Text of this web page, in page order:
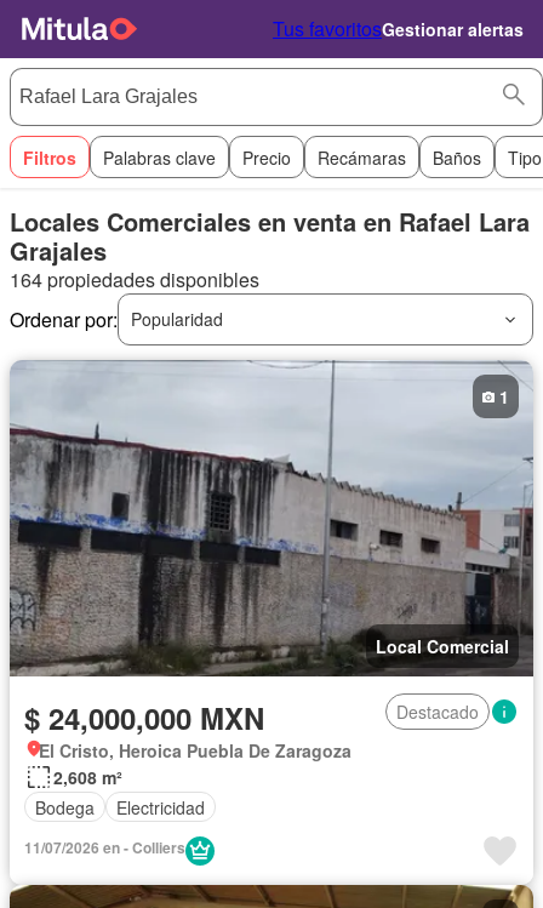
Tus favoritosGestionar alertas
Filtros Palabras clave Precio Recámaras Baños
Locales Comerciales en venta en Rafael Lara
Grajales
164 propiedades disponibles
Ordenar por:
Popularidad
Local Comercial
1
$ 24,000,000 MXN
Destacado
El Cristo, Heroica Puebla De Zaragoza
2,608 m²
Bodega
Electricidad
11/07/2026 en - Colliers